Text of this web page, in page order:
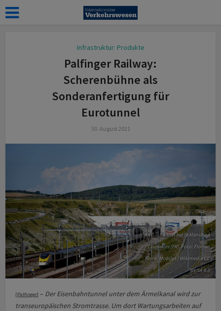
Infrastruktur: Produkte
Palfinger Railway:
Scherenbühne als
Sonderanfertigung für
Eurotunnel
30. August 2021
Tunnel bei la Manche à
Coquelles (FR). Foto: Florian
Fèvre, Mobilys | Wikimedia CC
BY-SA 4.0
[Palfinger] – Der Eisenbahntunnel unter dem Ärmelkanal wird zur
transeuropäischen Stromtrasse. Um dort Wartungsarbeiten auf